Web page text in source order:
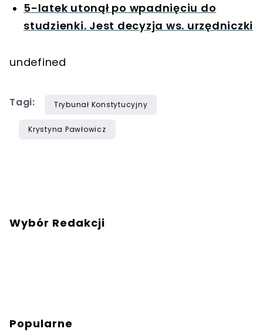
5-latek utonął po wpadnięciu do
studzienki. Jest decyzja ws. urzędniczki
undefined
Tagi: Trybunał Konstytucyjny
Krystyna Pawłowicz
Wybór Redakcji
Popularne